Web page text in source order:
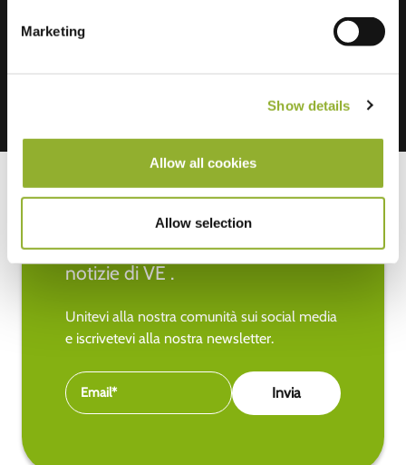
Marketing
Show details
Allow all cookies
Allow selection
Rimanete aggiornati sulle ultime
notizie di VE .
Unitevi alla nostra comunità sui social media
e iscrivetevi alla nostra newsletter.